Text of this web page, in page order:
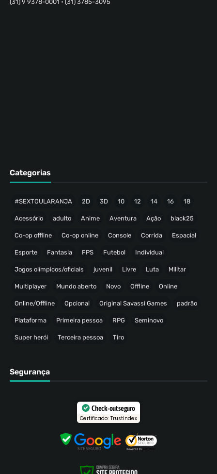
(31) 9 9378-0001 • (31) 3785-3095
Categorias
#SEXTOULARANJA 2D 3D 10 12 14 16 18
Acessório adulto Anime Aventura Ação black25
Co-op offline Co-op online Console Corrida Espacial
Esporte Fantasia FPS Futebol Individual
Jogos olímpicos/oficiais juvenil Livre Luta Militar
Multiplayer Mundo aberto Novo Offline Online
Online/Offline Opcional Original Savassi Games padrão
Plataforma Primeira pessoa RPG Seminovo
Super herói Terceira pessoa Tiro
Segurança
Check-out seguro
Certificado: Trustindex